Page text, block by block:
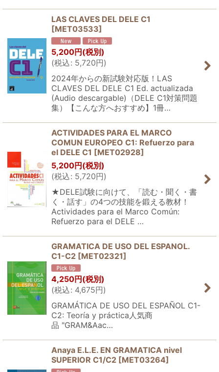
LAS CLAVES DEL DELE C1
[MET03533]
5,200円 (税別)
(税込: 5,720円)
2024年からの新試験対応版！LAS
CLAVES DEL DELE C1 Ed. actualizada
(Audio descargable)（DELE C1対策問題
集）【こんな方へおすすめ】1冊…
ACTIVIDADES PARA EL MARCO
COMUN EUROPEO C1: Refuerzo para
el DELE C1 [MET02928]
5,200円 (税別)
(税込: 5,720円)
★DELE試験に向けて、「読む・聞く・書
く・話す」の4つの技能を鍛える教材！
Actividades para el Marco Común:
Refuerzo para el DELE …
GRAMATICA DE USO DEL ESPANOL.
C1-C2 [MET02321]
4,250円 (税別)
(税込: 4,675円)
GRAMÁTICA DE USO DEL ESPAÑOL C1-
C2: Teoría y práctica人気商
品 "GRAM&Aac…
Anaya E.L.E. EN GRAMATICA nivel
SUPERIOR C1/C2 [MET03264]